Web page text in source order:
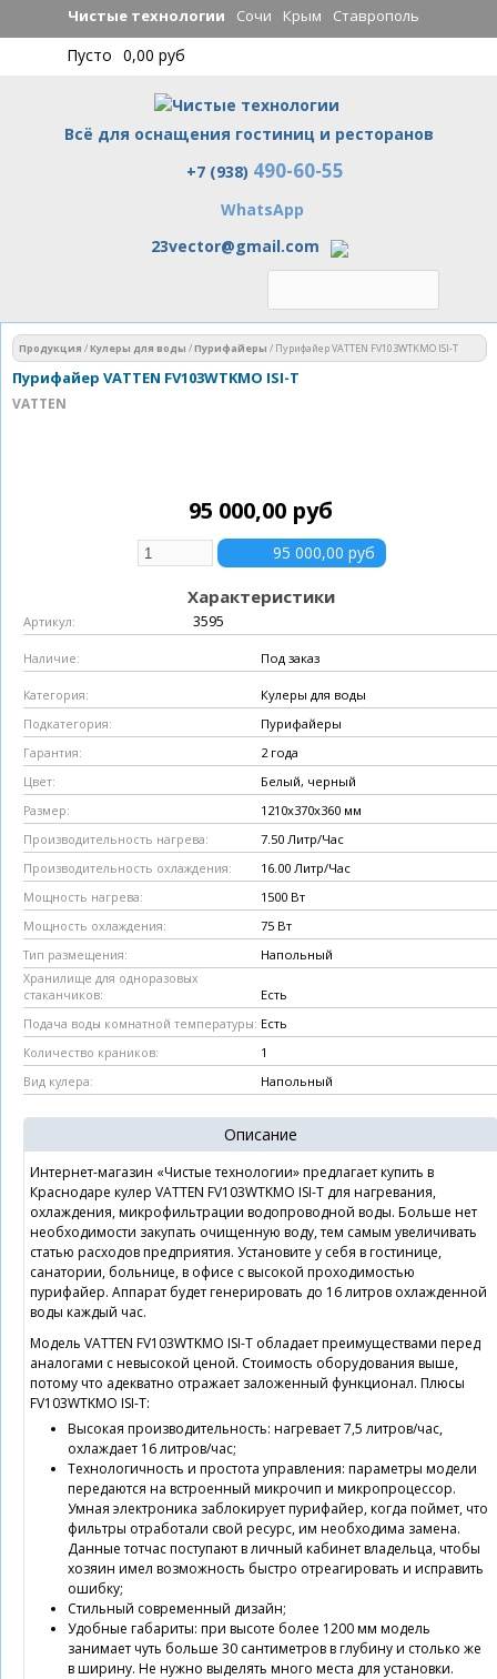
Перейти к
основному
содержанию
Чистые технологии Сочи Крым Ставрополь
Пусто 0,00 руб
Всё для оснащения гостиниц и ресторанов
Чистые технологии
+7 (938) 490-60-55
WhatsApp
23vector@gmail.com
Вы здесь
Продукция /Кулеры для воды /Пурифайеры / Пурифайер VATTEN FV103WTKMO ISI-T
Пурифайер VATTEN FV103WTKMO ISI-T
VATTEN
95 000,00 руб
Характеристики
Артикул: 3595
Наличие: Под заказ
Категория: Кулеры для воды
Подкатегория: Пурифайеры
Гарантия: 2 года
Цвет: Белый, черный
Размер: 1210х370х360 мм
Производительность нагрева: 7.50 Литр/Час
Производительность охлаждения: 16.00 Литр/Час
Мощность нагрева: 1500 Вт
Мощность охлаждения: 75 Вт
Тип размещения: Напольный
Хранилище для одноразовых
стаканчиков:
Есть
Подача воды комнатной температуры: Есть
Количество краников: 1
Вид кулера: Напольный
Описание
Интернет-магазин «Чистые технологии» предлагает купить в
Краснодаре кулер VATTEN FV103WTKMO ISI-T для нагревания,
охлаждения, микрофильтрации водопроводной воды. Больше нет
необходимости закупать очищенную воду, тем самым увеличивать
статью расходов предприятия. Установите у себя в гостинице,
санатории, больнице, в офисе с высокой проходимостью
пурифайер. Аппарат будет генерировать до 16 литров охлажденной
воды каждый час.
Модель VATTEN FV103WTKMO ISI-T обладает преимуществами перед
аналогами с невысокой ценой. Стоимость оборудования выше,
потому что адекватно отражает заложенный функционал. Плюсы
FV103WTKMO ISI-T:
Высокая производительность: нагревает 7,5 литров/час,
охлаждает 16 литров/час;
Технологичность и простота управления: параметры модели
передаются на встроенный микрочип и микропроцессор.
Умная электроника заблокирует пурифайер, когда поймет, что
фильтры отработали свой ресурс, им необходима замена.
Данные тотчас поступают в личный кабинет владельца, чтобы
хозяин имел возможность быстро отреагировать и исправить
ошибку;
Стильный современный дизайн;
Удобные габариты: при высоте более 1200 мм модель
занимает чуть больше 30 сантиметров в глубину и столько же
в ширину. Не нужно выделять много места для установки.